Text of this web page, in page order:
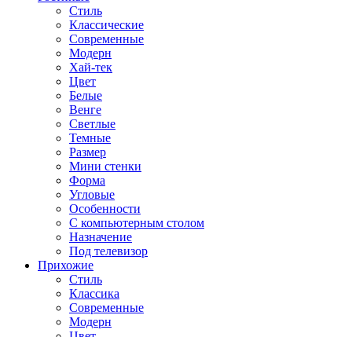
Стиль
Классические
Современные
Модерн
Хай-тек
Цвет
Белые
Венге
Светлые
Темные
Размер
Мини стенки
Форма
Угловые
Особенности
С компьютерным столом
Назначение
Под телевизор
Прихожие
Стиль
Классика
Современные
Модерн